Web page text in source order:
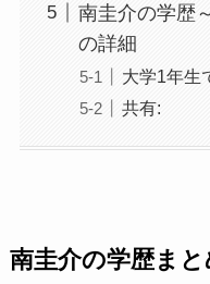
南圭介の学歴
の詳細
大学1年生
共有:
南圭介の学歴まと